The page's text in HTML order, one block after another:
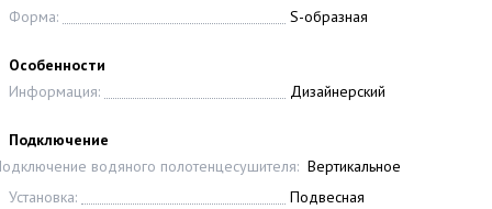
Форма:
S-образная
Особенности
Информация:
Дизайнерский
Подключение
водяного полотенцесушителя: Вертикальное
Установка:
Подвесная